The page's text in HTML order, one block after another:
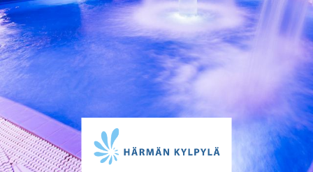
Suomalaiset Kylpylät